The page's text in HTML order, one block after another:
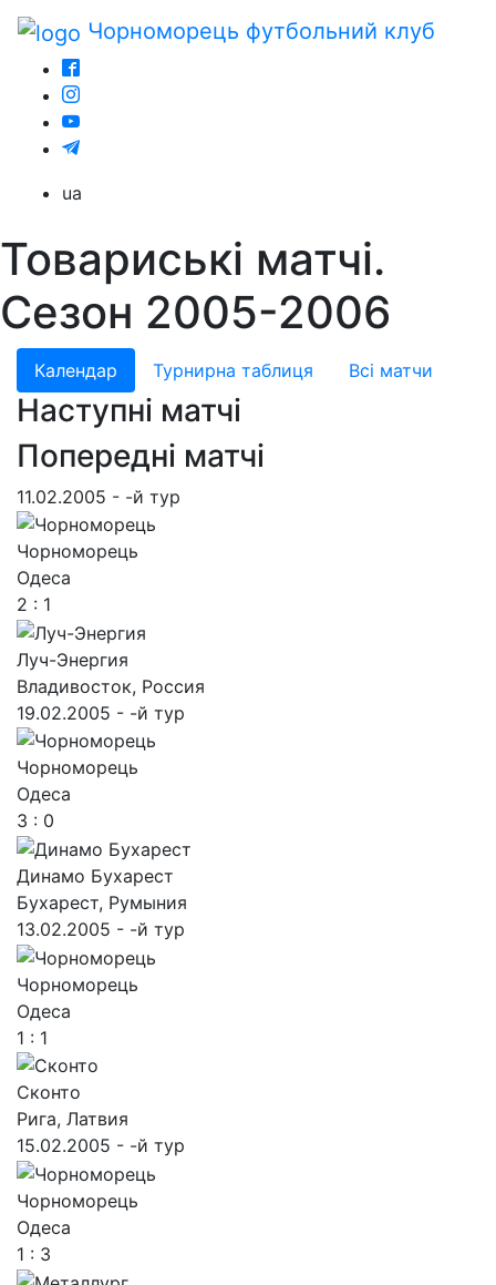
Чорноморець футбольний клуб
ua
Товариські матчі.
Сезон 2005-2006
Календар Турнирна таблиця Всі матчи
Наступні матчі
Попередні матчі
11.02.2005 - -й тур
Чорноморець
Одеса
2 : 1
Луч-Энергия
Владивосток, Россия
19.02.2005 - -й тур
Чорноморець
Одеса
3 : 0
Динамо Бухарест
Бухарест, Румыния
13.02.2005 - -й тур
Чорноморець
Одеса
1 : 1
Сконто
Рига, Латвия
15.02.2005 - -й тур
Чорноморець
Одеса
1 : 3